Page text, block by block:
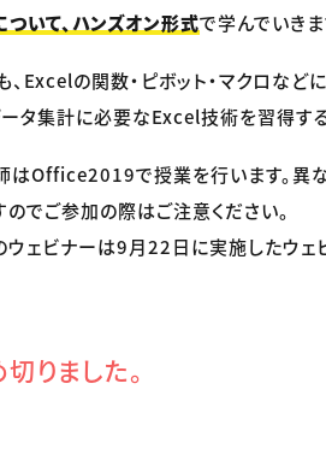
いて、ハンズオン形式で学んでいきま
、Excelの関数・ピボット・マクロな
ータ集計に必要なExcel技術を習得す
Office2019で授業を行います。異
のでご参加の際はご注意ください。
ェビナーは9月22日に実施したウェ
りました。